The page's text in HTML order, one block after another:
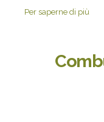
Per saperne di più